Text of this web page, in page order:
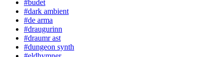
#budet
#dark ambient
#de arma
#draugurinn
#draumr ast
#dungeon synth